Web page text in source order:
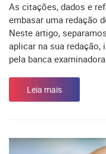
As citações, dados e
embasar uma redação
Neste artigo,
aplicar na sua redação,
pela banca
Leia mais